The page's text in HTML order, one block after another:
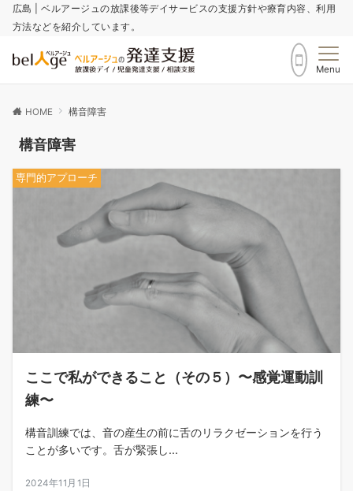
広島 | ベルアージュの放課後等デイサービスの支援方針や療育内容、利用
方法などを紹介しています。
Menu
HOME 構音障害
構音障害
専門的アプローチ
ここで私ができること（その５）〜感覚運動訓
練〜
構音訓練では、音の産生の前に舌のリラクゼーションを行う
ことが多いです。舌が緊張し...
2024年11月1日